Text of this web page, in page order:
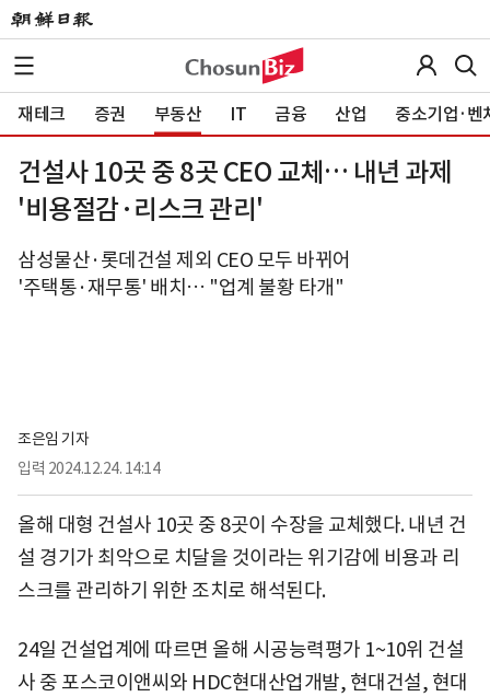
재테크 증권 부동산 IT 금융 산업 중소기업·벤
건설사 10곳 중 8곳 CEO 교체… 내년 과제
'비용절감·리스크 관리'
삼성물산·롯데건설 제외 CEO 모두 바뀌어
'주택통·재무통' 배치… "업계 불황 타개"
조은임 기자
입력 2024.12.24. 14:14
올해 대형 건설사 10곳 중 8곳이 수장을 교체했다. 내년 건
설 경기가 최악으로 치달을 것이라는 위기감에 비용과 리
스크를 관리하기 위한 조치로 해석된다.
24일 건설업계에 따르면 올해 시공능력평가 1~10위 건설
사 중 포스코이앤씨와 HDC현대산업개발, 현대건설, 현대